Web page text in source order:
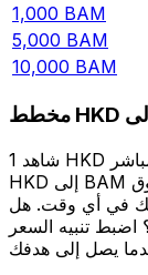
1,000 BAM
5,000 BAM
10,000 BAM
شاهد 1 HKD الخاص بك أثناء الحركة. يتتبع الرسم البياني المباشر
HKD إلى BAM الخاص بنا على مدار 12 شهرًا من أسعار السوق
في أي وقت. هل
تنبيه السعر